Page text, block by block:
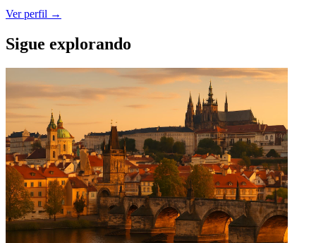
Ver perfil →
Sigue explorando